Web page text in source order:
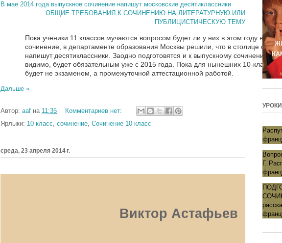
В мае 2014 года выпускное сочинение напишут московские десятиклассники
ОБЩИЕ ТРЕБОВАНИЯ К СОЧИНЕНИЮ НА ЛИТЕРАТУРНУЮ ИЛИ
ПУБЛИЦИСТИЧЕСКУЮ ТЕМУ
Пока ученики 11 классов мучаются вопросом будет ли у них в этом году
сочинение, в департаменте образования Москвы решили, что в столице
напишут десятиклассники. Заодно подготовятся и к выпускному сочинению,
видимо, будет обязательным уже с 2015 года. Пока для нынешних 10-
будет не экзаменом, а промежуточной аттестационной работой.
Дальше »
Автор: aaf на 11:35
Комментариев нет:
Ярлыки: 10 класс, сочинение, Сочинение 10 класс
среда, 23 апреля 2014 г.
Виктор Астафьев
Г.